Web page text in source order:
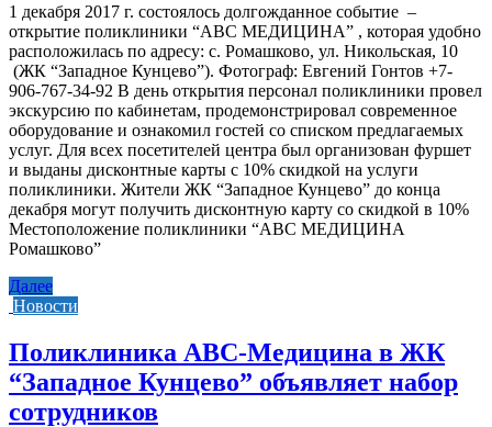
1 декабря 2017 г. состоялось долгожданное событие –
открытие поликлиники “ABC МЕДИЦИНА” , которая удобно
расположилась по адресу: с. Ромашково, ул. Никольская, 10
(ЖК “Западное Кунцево”). Фотограф: Евгений Гонтов +7-
906-767-34-92 В день открытия персонал поликлиники провел
экскурсию по кабинетам, продемонстрировал современное
оборудование и ознакомил гостей со списком предлагаемых
услуг. Для всех посетителей центра был организован фуршет
и выданы дисконтные карты с 10% скидкой на услуги
поликлиники. Жители ЖК “Западное Кунцево” до конца
декабря могут получить дисконтную карту со скидкой в 10%
Местоположение поликлиники “ABC МЕДИЦИНА
Ромашково”
Далее
Новости
Поликлиника АВС-Медицина в ЖК
“Западное Кунцево” объявляет набор
сотрудников